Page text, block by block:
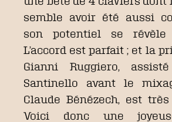
semble avoir été aussi
son potentiel se révèle
L’accord est parfait ; et la
Gianni Ruggiero,
Santinello avant le
Claude Bénézech, est
Voici donc une